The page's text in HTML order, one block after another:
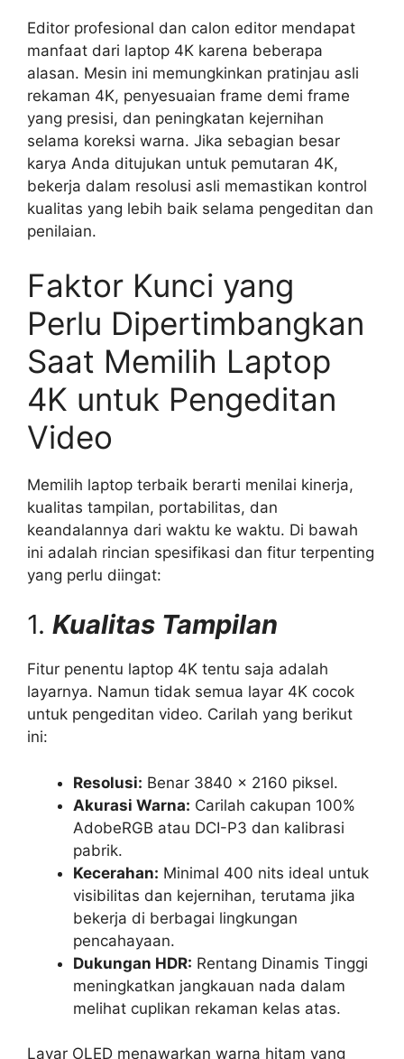
Editor profesional dan calon editor mendapat
manfaat dari laptop 4K karena beberapa
alasan. Mesin ini memungkinkan pratinjau asli
rekaman 4K, penyesuaian frame demi frame
yang presisi, dan peningkatan kejernihan
selama koreksi warna. Jika sebagian besar
karya Anda ditujukan untuk pemutaran 4K,
bekerja dalam resolusi asli memastikan kontrol
kualitas yang lebih baik selama pengeditan dan
penilaian.
Faktor Kunci yang
Perlu Dipertimbangkan
Saat Memilih Laptop
4K untuk Pengeditan
Video
Memilih laptop terbaik berarti menilai kinerja,
kualitas tampilan, portabilitas, dan
keandalannya dari waktu ke waktu. Di bawah
ini adalah rincian spesifikasi dan fitur terpenting
yang perlu diingat:
1. Kualitas Tampilan
Fitur penentu laptop 4K tentu saja adalah
layarnya. Namun tidak semua layar 4K cocok
untuk pengeditan video. Carilah yang berikut
ini:
Resolusi: Benar 3840 x 2160 piksel.
Akurasi Warna: Carilah cakupan 100%
AdobeRGB atau DCI-P3 dan kalibrasi
pabrik.
Kecerahan: Minimal 400 nits ideal untuk
visibilitas dan kejernihan, terutama jika
bekerja di berbagai lingkungan
pencahayaan.
Dukungan HDR: Rentang Dinamis Tinggi
meningkatkan jangkauan nada dalam
melihat cuplikan rekaman kelas atas.
Layar OLED menawarkan warna hitam yang